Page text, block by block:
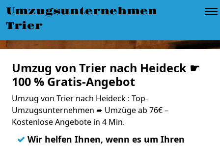
Umzugsunternehmen
Trier
Umzug von Trier nach Heideck ☛
100 % Gratis-Angebot
Umzug von Trier nach Heideck : Top-
Umzugsunternehmen ➨ Umzüge ab 76€ –
Kostenlose Angebote in 4 Min.
✓ Wir helfen Ihnen, wenn es um Ihren